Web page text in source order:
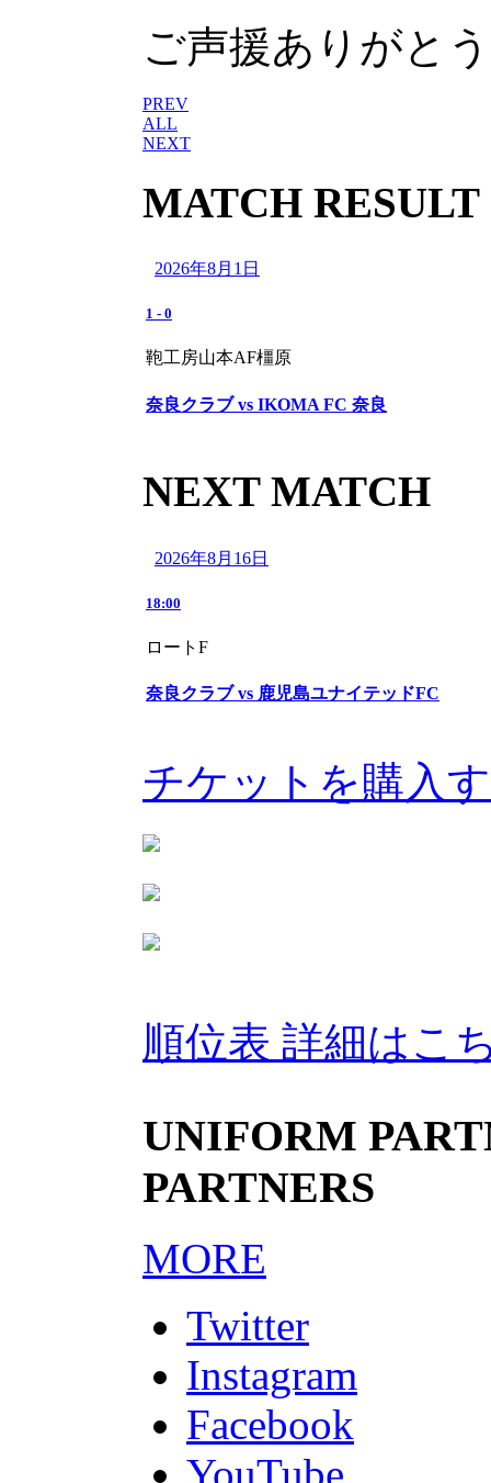
ご声援ありがと
PREV
ALL
NEXT
MATCH RESULT
2026年8月1日
1 - 0
鞄工房山本AF橿原
奈良クラブ vs IKOMA FC 奈良
NEXT MATCH
2026年8月16日
18:00
ロートF
奈良クラブ vs 鹿児島ユナイテッドFC
チケットを購入
順位表 詳細はこ
UNIFORM
PARTNERS
MORE
Twitter
Instagram
Facebook